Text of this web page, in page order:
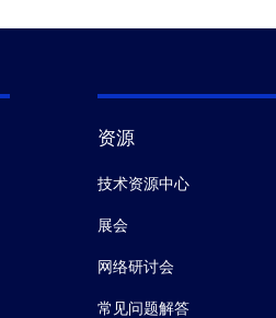
资源
技术资源中心
展会
网络研讨会
常见问题解答